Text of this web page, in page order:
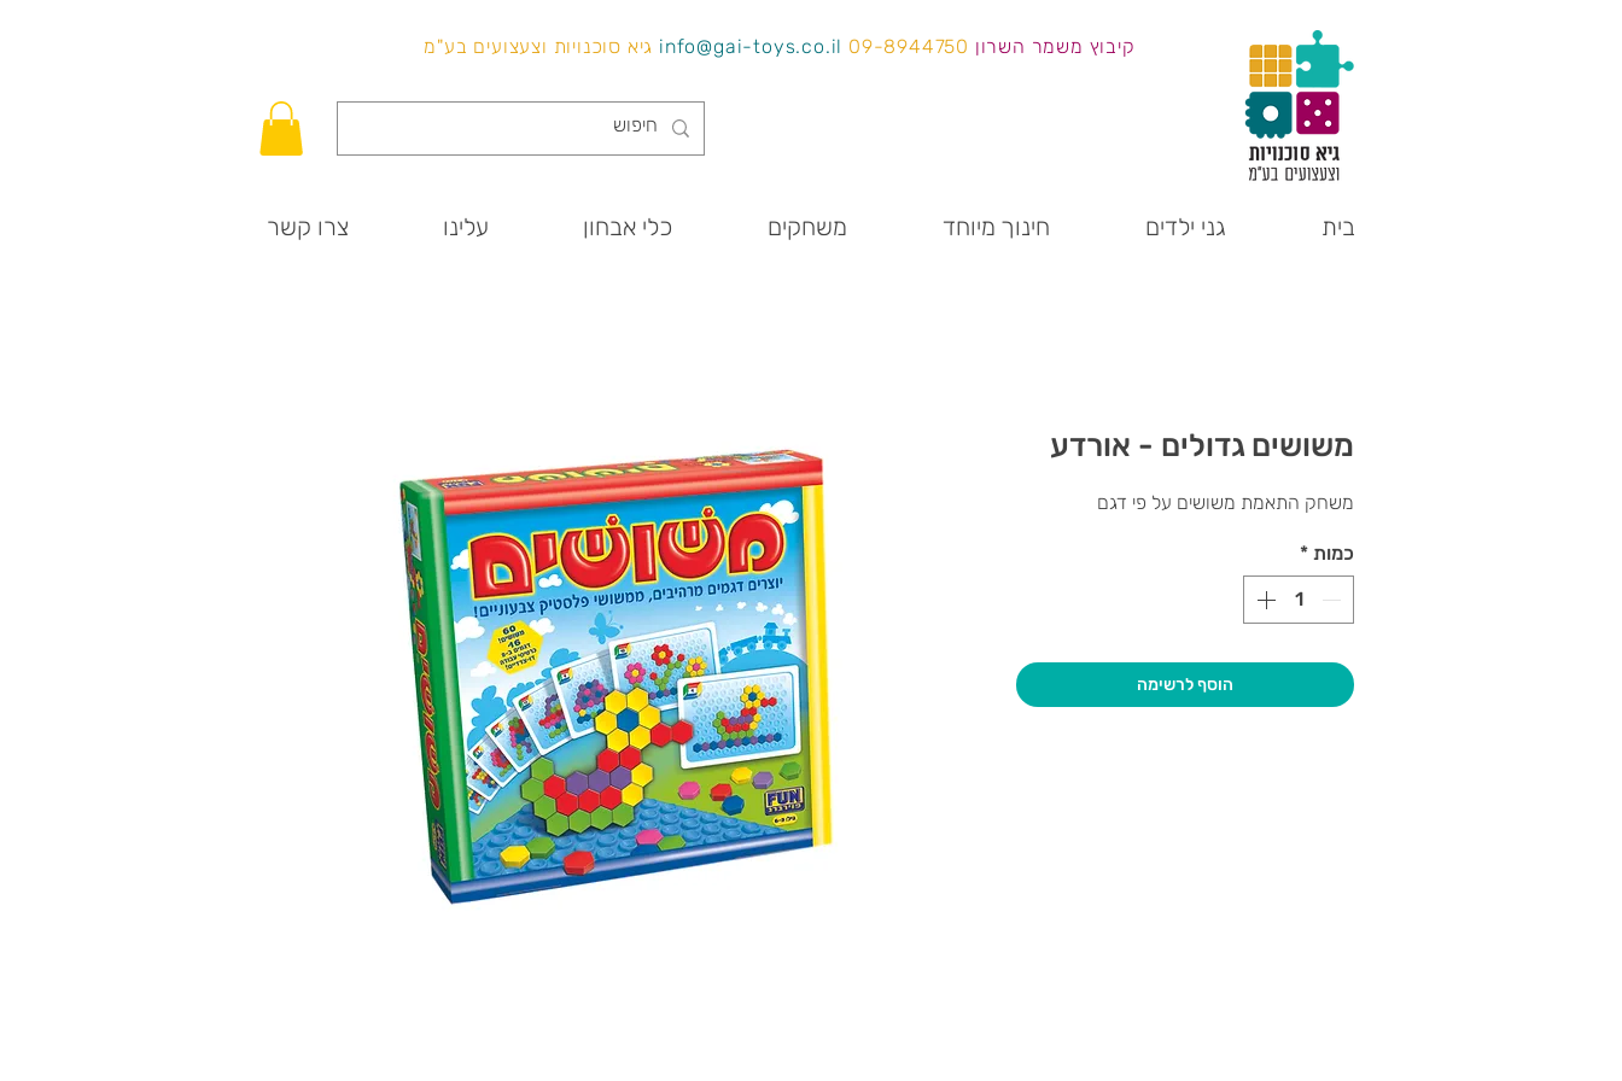
קיבוץ משמר השרון 09-8944750
info@gai-toys.co.il גיא סוכנויות וצעצועים בע"מ
בית גני ילדים חינוך מיוחד משחקים כלי אבחון עלינו צרו קשר
משושים גדולים - אורדע
משחק התאמת משושים על פי דגם
כמות *
הוסף לרשימה